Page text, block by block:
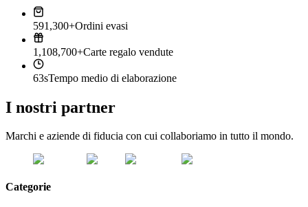
591,300+Ordini evasi
1,108,700+Carte regalo vendute
63sTempo medio di elaborazione
I nostri partner
Marchi e aziende di fiducia con cui collaboriamo in tutto il mondo.
Categorie